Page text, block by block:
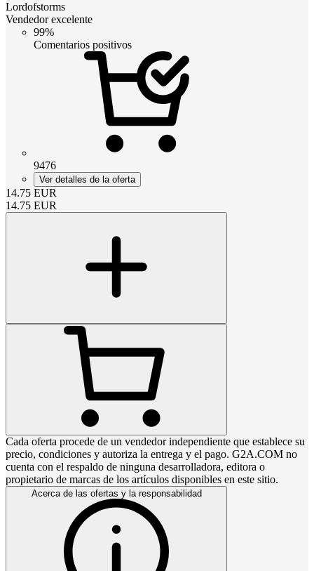
Lordofstorms
Vendedor excelente
99%
Comentarios positivos
9476
Ver detalles de la oferta
14.75 EUR
14.75 EUR
Cada oferta procede de un vendedor independiente que establece su
precio, condiciones y autoriza la entrega y el pago. G2A.COM no
cuenta con el respaldo de ninguna desarrolladora, editora o
propietario de marcas de los artículos disponibles en este sitio.
Acerca de las ofertas y la responsabilidad